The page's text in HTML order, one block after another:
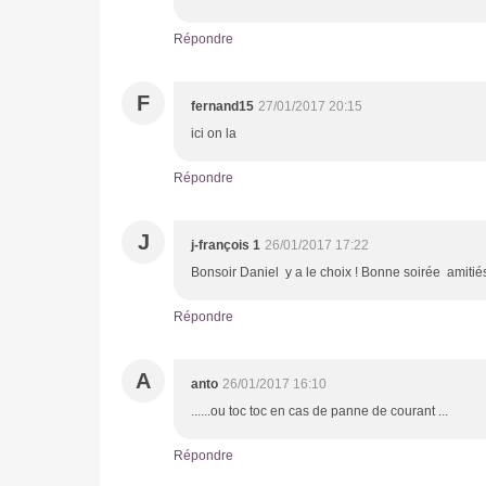
Répondre
F fernand15 27/01/2017 20:15
ici on la
Répondre
J j-françois 1 26/01/2017 17:22
Bonsoir Daniel y a le choix ! Bonne soirée
Répondre
A anto 26/01/2017 16:10
......ou toc toc en cas de panne de courant ...
Répondre